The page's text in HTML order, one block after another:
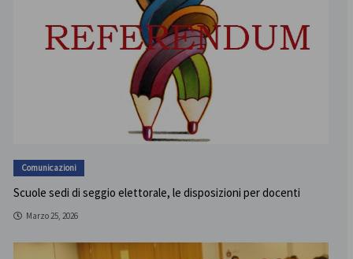
Comunicazioni
Scuole sedi di seggio elettorale, le disposizioni per docenti
Marzo 25, 2026